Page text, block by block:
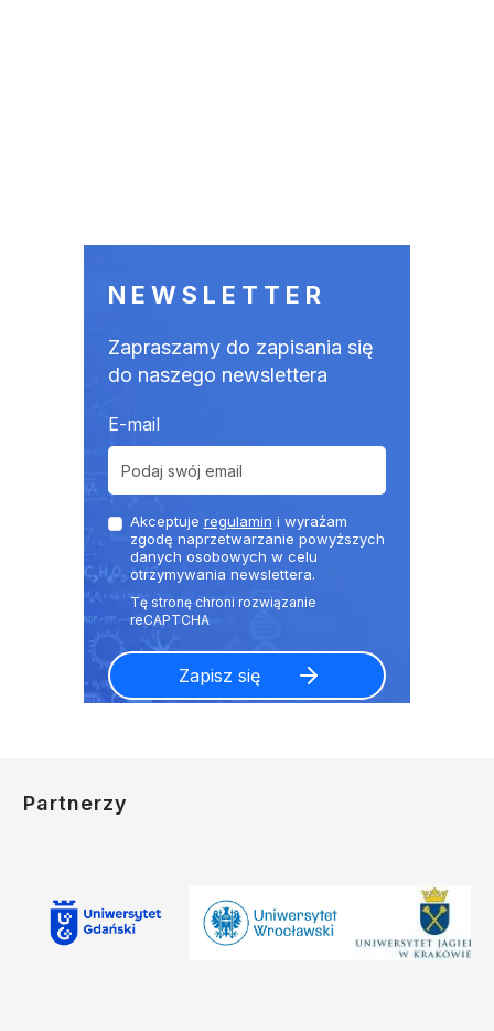
NEWSLETTER
Zapraszamy do zapisania się
do naszego newslettera
E-mail
Akceptuje regulamin i wyrażam
zgodę naprzetwarzanie powyższych
danych osobowych w celu
otrzymywania newslettera.
Partnerzy